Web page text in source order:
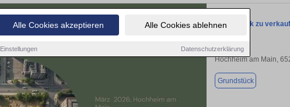
Alle Cookies akzeptieren Alle Cookies ablehnen
Einstellungen Datenschutzerklärung
Grundstück zu
Hochheim am Main,
Grundstück